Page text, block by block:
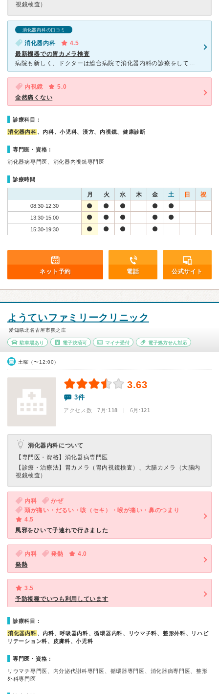
視鏡検査）
消化器内科の口コミ
消化器内科
4.5
最新機器での胃カメラ検査
病院も新しく、ドクターは総合病院で消化器内科の診療をしていらしたので、安心して検査を受けることができました。鼻からの胃カメラ検査をしていただきましたが、画像もきれいで自分の胃と十二指腸のようすがしっか
内視鏡
5.0
全然痛くない
診療科目：
消化器内科 、内科、小児科、漢方、内視鏡、健康診断
専門医・資格：
消化器病専門医、消化器内視鏡専門医
診療時間
月 火 水 木 金 土 日 祝
08:30-12:30
13:30-15:00
15:30-19:30
ネット予約 電話 公式サイト
ようていファミリークリニック
愛知県北名古屋市熊之庄
駐車場あり 電子決済可 マイナ受付 電子処方せん対応
土曜（〜12:00）
3.63
3件
アクセス数 7月:118 | 6月:121
消化器内科について
【専門医・資格】 消化器病専門医
【診療・治療法】 胃カメラ（胃内視鏡検査）、大腸カメラ（大腸内
視鏡検査）
内科
かぜ
頭が痛い・だるい・咳（セキ）・喉が痛い・鼻のつまり
4.5
風邪をひいて子連れで行きました
内科 発熱
4.0
発熱
3.5
予防接種でいつも利用しています
診療科目：
消化器内科 、内科、呼吸器内科、循環器内科、リウマチ科、整形外科、リハビ
リテーション科、皮膚科、小児科
専門医・資格：
リウマチ専門医、内分泌代謝科専門医、循環器専門医、消化器病専門医、整形
外科専門医